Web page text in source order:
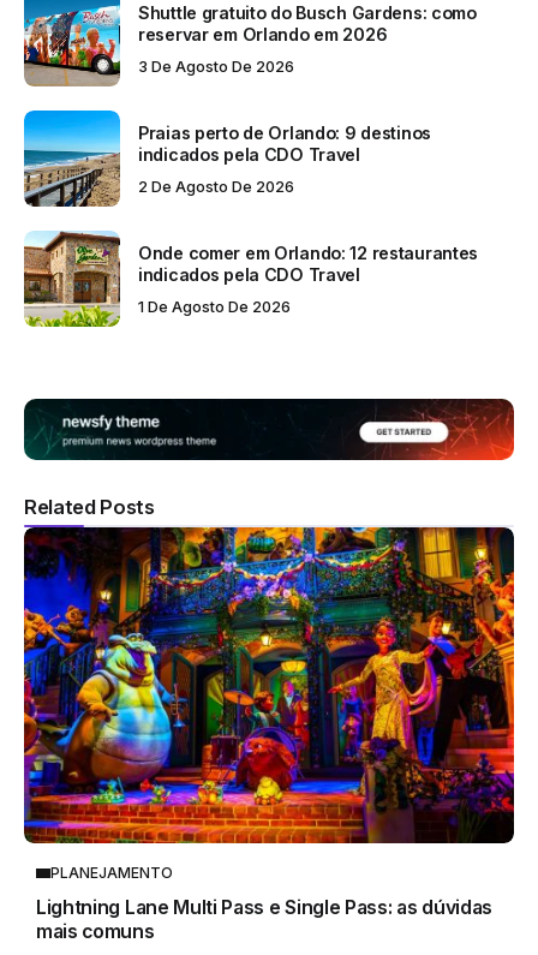
Shuttle gratuito do Busch Gardens: como
reservar em Orlando em 2026
3 De Agosto De 2026
Praias perto de Orlando: 9 destinos
indicados pela CDO Travel
2 De Agosto De 2026
Onde comer em Orlando: 12 restaurantes
indicados pela CDO Travel
1 De Agosto De 2026
Related Posts
PLANEJAMENTO
Lightning Lane Multi Pass e Single Pass: as dúvidas
mais comuns